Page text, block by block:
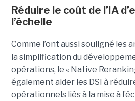
Réduire le coût de l’IA
l’échelle
Comme l’ont aussi souligné les
la simplification du
opérations, le « Native
également aider les DSI à
opérationnels liés à la mise à